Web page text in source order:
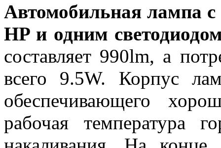
Автомобильная лампа
HP и одним
составляет 990lm, а
всего 9.5W. Корпус
обеспечивающего
рабочая температура